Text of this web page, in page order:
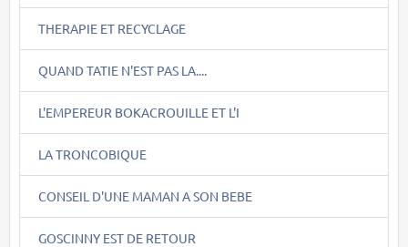
THERAPIE ET RECYCLAGE
QUAND TATIE N'EST PAS LA....
L'EMPEREUR BOKACROUILLE ET L'I
LA TRONCOBIQUE
CONSEIL D'UNE MAMAN A SON BEBE
GOSCINNY EST DE RETOUR